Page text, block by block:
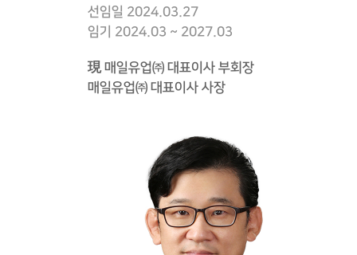
선임일 2024.03.27
임기 2024.03 ~ 2027.03
現 매일유업㈜ 대표이사 부회장
매일유업㈜ 대표이사 사장